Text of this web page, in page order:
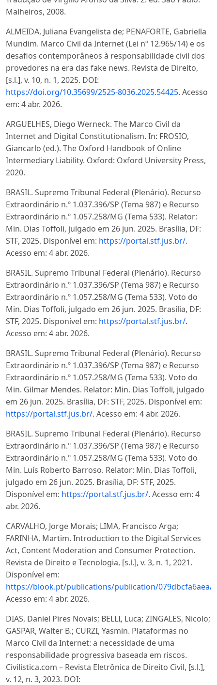
Malheiros, 2008.
ALMEIDA, Juliana Evangelista de; PENAFORTE, Gabriella
Mundim. Marco Civil da Internet (Lei nº 12.965/14) e os
desafios contemporâneos à responsabilidade civil dos
provedores na era das fake news. Revista de Direito,
[s.l.], v. 10, n. 1, 2025. DOI:
https://doi.org/10.35699/2525-8036.2025.54425. Acesso
em: 4 abr. 2026.
ARGUELHES, Diego Werneck. The Marco Civil da
Internet and Digital Constitutionalism. In: FROSIO,
Giancarlo (ed.). The Oxford Handbook of Online
Intermediary Liability. Oxford: Oxford University Press,
2020.
BRASIL. Supremo Tribunal Federal (Plenário). Recurso
Extraordinário n.º 1.037.396/SP (Tema 987) e Recurso
Extraordinário n.º 1.057.258/MG (Tema 533). Relator:
Min. Dias Toffoli, julgado em 26 jun. 2025. Brasília, DF:
STF, 2025. Disponível em: https://portal.stf.jus.br/.
Acesso em: 4 abr. 2026.
BRASIL. Supremo Tribunal Federal (Plenário). Recurso
Extraordinário n.º 1.037.396/SP (Tema 987) e Recurso
Extraordinário n.º 1.057.258/MG (Tema 533). Voto do
Min. Dias Toffoli, julgado em 26 jun. 2025. Brasília, DF:
STF, 2025. Disponível em: https://portal.stf.jus.br/.
Acesso em: 4 abr. 2026.
BRASIL. Supremo Tribunal Federal (Plenário). Recurso
Extraordinário n.º 1.037.396/SP (Tema 987) e Recurso
Extraordinário n.º 1.057.258/MG (Tema 533). Voto do
Min. Gilmar Mendes. Relator: Min. Dias Toffoli, julgado
em 26 jun. 2025. Brasília, DF: STF, 2025. Disponível em:
https://portal.stf.jus.br/. Acesso em: 4 abr. 2026.
BRASIL. Supremo Tribunal Federal (Plenário). Recurso
Extraordinário n.º 1.037.396/SP (Tema 987) e Recurso
Extraordinário n.º 1.057.258/MG (Tema 533). Voto do
Min. Luís Roberto Barroso. Relator: Min. Dias Toffoli,
julgado em 26 jun. 2025. Brasília, DF: STF, 2025.
Disponível em: https://portal.stf.jus.br/. Acesso em: 4
abr. 2026.
CARVALHO, Jorge Morais; LIMA, Francisco Arga;
FARINHA, Martim. Introduction to the Digital Services
Act, Content Moderation and Consumer Protection.
Revista de Direito e Tecnologia, [s.l.], v. 3, n. 1, 2021.
Disponível em:
https://blook.pt/publications/publication/079dbcfa6aea/
Acesso em: 4 abr. 2026.
DIAS, Daniel Pires Novais; BELLI, Luca; ZINGALES, Nicolo;
GASPAR, Walter B.; CURZI, Yasmin. Plataformas no
Marco Civil da Internet: a necessidade de uma
responsabilidade progressiva baseada em riscos.
Civilistica.com – Revista Eletrônica de Direito Civil, [s.l.],
v. 12, n. 3, 2023. DOI: